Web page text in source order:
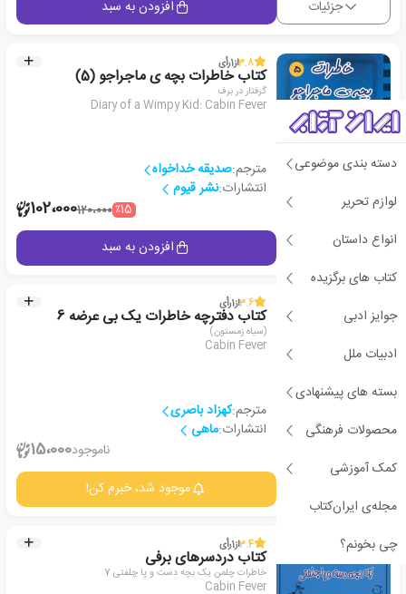
دسته بندی موضوعی
لوازم تحریر
انواع داستان
کتاب های برگزیده
جوایز ادبی
ادبیات ملل
بسته های پیشنهادی
محصولات فرهنگی
کمک آموزشی
مجله‌ی ایران‌کتاب
چی بخونم؟
جزئیات افزودن به سبد
3.8از1رأی
کتاب خاطرات بچه ی ماجراجو (5)
گرفتار در برف
Diary of a Wimpy Kid: Cabin Fever
مترجم:صدیقه خداخواه
انتشارات:نشر قیوم
٪15120،000102،000
جزئیات افزودن به سبد
2
3.6از1رأی
کتاب دفترچه خاطرات یک بی عرضه 6
(سیاه زمستون)
Cabin Fever
مترجم:کهزاد باصری
انتشارات:ماهی
ناموجود15،000
موجود شد، خبرم کن!
3.4از1رأی
کتاب دردسرهای برفی
خاطرات چلمن یک بچه دست و پا چلفتی 7
Cabin Fever